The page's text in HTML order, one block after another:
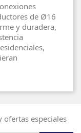
de Ø16
y duradera,
especiales